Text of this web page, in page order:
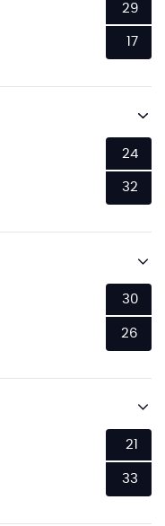
29
17
24
32
30
26
21
33